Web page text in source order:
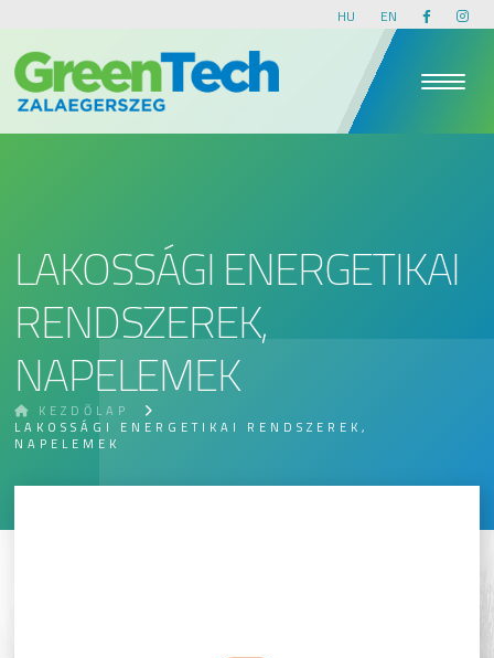
HU EN
LAKOSSÁGI ENERGETIKAI
RENDSZEREK,
NAPELEMEK
KEZDŐLAP
LAKOSSÁGI ENERGETIKAI RENDSZEREK,
NAPELEMEK